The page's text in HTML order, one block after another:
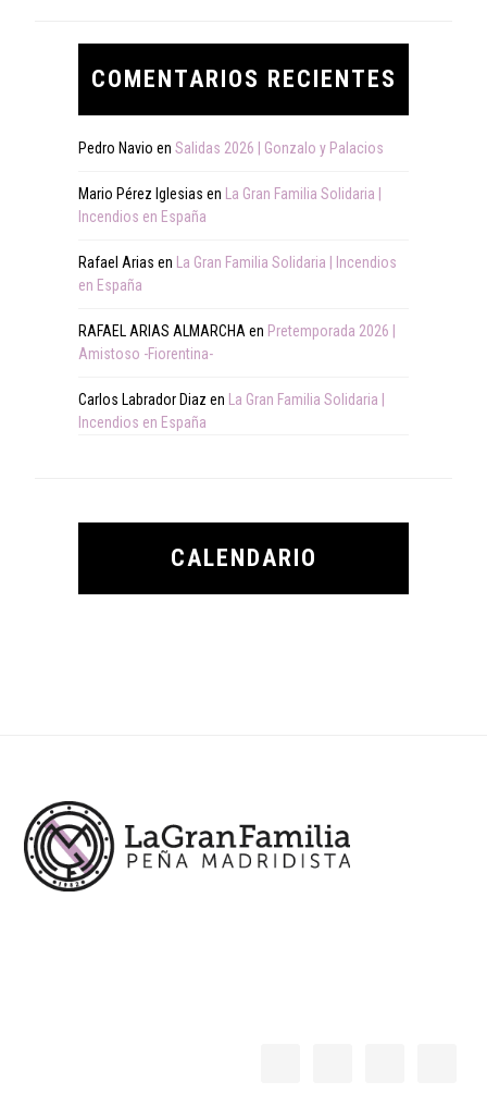
COMENTARIOS RECIENTES
Pedro Navio en Salidas 2026 | Gonzalo y Palacios
Mario Pérez Iglesias en La Gran Familia Solidaria |
Incendios en España
Rafael Arias en La Gran Familia Solidaria | Incendios
en España
RAFAEL ARIAS ALMARCHAen Pretemporada 2026 |
Amistoso -Fiorentina-
Carlos Labrador Diaz en La Gran Familia Solidaria |
Incendios en España
CALENDARIO